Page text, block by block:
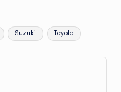
Suzuki Toyota